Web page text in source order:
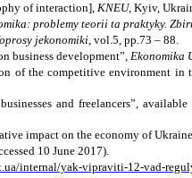
of interaction], KNEU,Kyiv,
problemy teorii ta praktyky.
jekonomiki, vol.5, pp.73 – 88.
business development”, Ekonomika
of the competitive environment
and freelancers”, available
impact on the economy of
10 June 2017).
internal/yak-vipraviti-12-vad-